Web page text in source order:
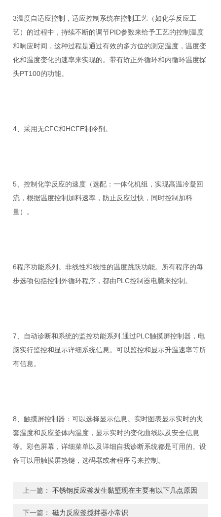
3温度自适应控制，适应控制系统在控制工艺（如化学反应工
艺）的过程中，持续不断的调节PID参数来给予工艺的控制温度
和响应时间，这种过程是通过有效的多方位的测定温度，温度变
化和温度变化的速率来实现的。带有矫正外循环和内循环温度探
头PT100的功能。
4、采用无CFC和HCFE制冷剂。
5、控制化学反应的速度（选配：一体化机组，实现高温冷凝回
流，根据温度控制加料速率，防止反应过快，同时控制加料
量）。
6程序功能系列。非线性和线性的温度跳跃功能。所有程序的每
步选项包括控制外循环程序，都由PLC控制器电脑来控制。
7、自动诊断和系统的监控功能系列.通过PLC触摸屏控制器，电
脑实行监控和显示详细系统信息。可以监控和显示升温速率等所
有信息。
8、触摸屏控制器：可以选择显示信息。实时图表显示实时的夹
套温度和反应釜体内温度，显示实时的变化曲线以及安全信息
等。彩色屏幕，详细菜单以及详细自我诊断系统都是可用的。设
备可以用触摸屏热键，选码器或者程序号来控制。
上一篇： 不锈钢反应釜发生黏壁现在主要有以下几点原因
下一篇： 磁力反应釜搅拌器小常识